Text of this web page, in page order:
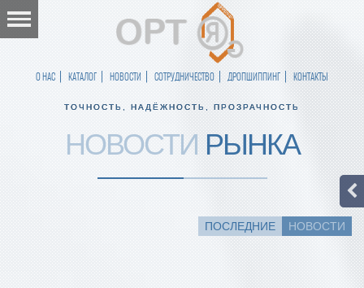
О НАС КАТАЛОГ НОВОСТИ СОТРУДНИЧЕСТВО ДРОПШИППИНГ КОНТАКТЫ
ТОЧНОСТЬ, НАДЁЖНОСТЬ, ПРОЗРАЧНОСТЬ
НОВОСТИ РЫНКА
ПОСЛЕДНИЕ НОВОСТИ